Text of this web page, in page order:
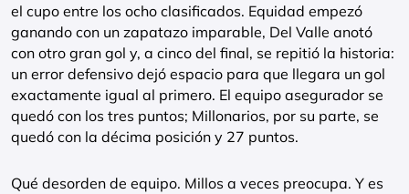
el cupo entre los ocho clasificados. Equidad empezó
ganando con un zapatazo imparable, Del Valle anotó
con otro gran gol y, a cinco del final, se repitió la historia:
un error defensivo dejó espacio para que llegara un gol
exactamente igual al primero. El equipo asegurador se
quedó con los tres puntos; Millonarios, por su parte, se
quedó con la décima posición y 27 puntos.
Qué desorden de equipo. Millos a veces preocupa. Y es